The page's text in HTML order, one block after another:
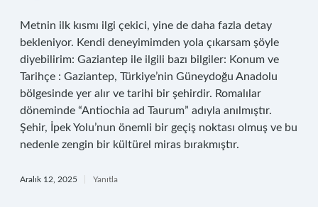
Metnin ilk kısmı ilgi çekici, yine de daha fazla detay
bekleniyor. Kendi deneyimimden yola çıkarsam şöyle
diyebilirim: Gaziantep ile ilgili bazı bilgiler: Konum ve
Tarihçe : Gaziantep, Türkiye’nin Güneydoğu Anadolu
bölgesinde yer alır ve tarihi bir şehirdir. Romalılar
döneminde “Antiochia ad Taurum” adıyla anılmıştır.
Şehir, İpek Yolu’nun önemli bir geçiş noktası olmuş ve bu
nedenle zengin bir kültürel miras bırakmıştır.
Aralık 12, 2025 Yanıtla